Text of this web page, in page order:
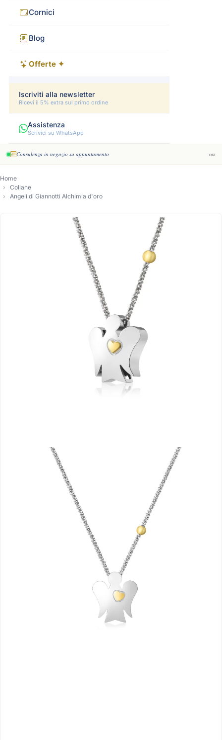
Cornici
Blog
Offerte ✦
Iscriviti alla newsletter
Ricevi il 5% extra sul primo ordine
Assistenza
Scrivici su WhatsApp
Consulenza in negozio su appuntamento ora
Home
Collane
Angeli di Giannotti Alchimia d'oro